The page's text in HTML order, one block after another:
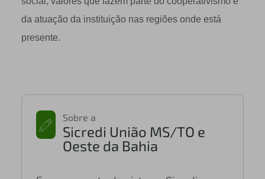
da atuação da instituição nas regiões onde está
presente.
Sobre a
Sicredi União MS/TO e
Oeste da Bahia